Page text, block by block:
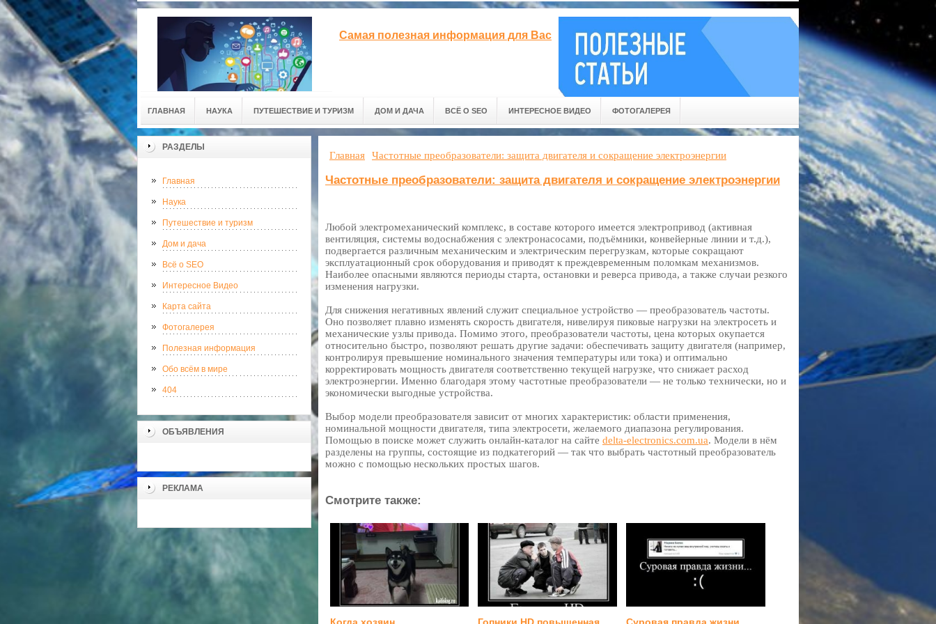
Самая полезная информация для Вас
ГЛАВНАЯ НАУКА ПУТЕШЕСТВИЕ И ТУРИЗМ ДОМ И ДАЧА ВСЁ О SEO ИНТЕРЕСНОЕ ВИДЕО ФОТОГАЛЕРЕЯ
РАЗДЕЛЫ
Главная
Наука
Путешествие и туризм
Дом и дача
Всё о SEO
Интересное Видео
Карта сайта
Фотогалерея
Полезная информация
Обо всём в мире
404
ОБЪЯВЛЕНИЯ
РЕКЛАМА
Главная Частотные преобразователи: защита двигателя и сокращение электроэнергии
Частотные преобразователи: защита двигателя и сокращение электроэнергии
Любой электромеханический комплекс, в составе которого имеется электропривод (активная
вентиляция, системы водоснабжения с электронасосами, подъёмники, конвейерные линии и т.д.),
подвергается различным механическим и электрическим перегрузкам, которые сокращают
эксплуатационный срок оборудования и приводят к преждевременным поломкам механизмов.
Наиболее опасными являются периоды старта, остановки и реверса привода, а также случаи резкого
изменения нагрузки.
Для снижения негативных явлений служит специальное устройство — преобразователь частоты.
Оно позволяет плавно изменять скорость двигателя, нивелируя пиковые нагрузки на электросеть и
механические узлы привода. Помимо этого, преобразователи частоты, цена которых окупается
относительно быстро, позволяют решать другие задачи: обеспечивать защиту двигателя (например,
контролируя превышение номинального значения температуры или тока) и оптимально
корректировать мощность двигателя соответственно текущей нагрузке, что снижает расход
электроэнергии. Именно благодаря этому частотные преобразователи — не только технически, но и
экономически выгодные устройства.
Выбор модели преобразователя зависит от многих характеристик: области применения,
номинальной мощности двигателя, типа электросети, желаемого диапазона регулирования.
Помощью в поиске может служить онлайн-каталог на сайте delta-electronics.com.ua. Модели в нём
разделены на группы, состоящие из подкатегорий — так что выбрать частотный преобразователь
можно с помощью нескольких простых шагов.
Смотрите также:
Когда хозяин Гопники HD повышенная Суровая правда жизни